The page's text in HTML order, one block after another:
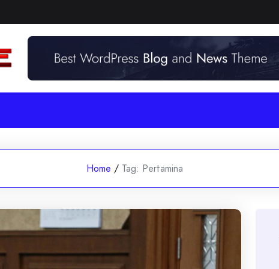
Home / Tag: Pertamina